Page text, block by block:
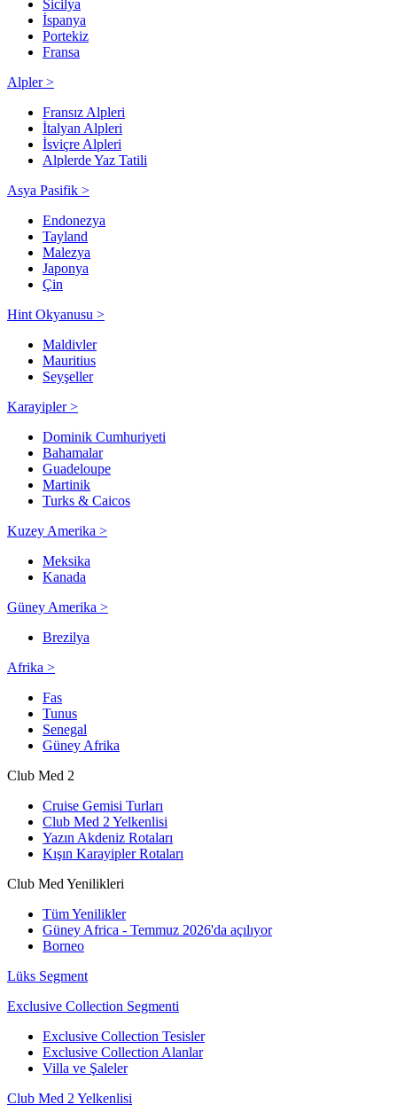
Sicilya
İspanya
Portekiz
Fransa
Alpler >
Fransız Alpleri
İtalyan Alpleri
İsviçre Alpleri
Alplerde Yaz Tatili
Asya Pasifik >
Endonezya
Tayland
Malezya
Japonya
Çin
Hint Okyanusu >
Maldivler
Mauritius
Seyşeller
Karayipler >
Dominik Cumhuriyeti
Bahamalar
Guadeloupe
Martinik
Turks & Caicos
Kuzey Amerika >
Meksika
Kanada
Güney Amerika >
Brezilya
Afrika >
Fas
Tunus
Senegal
Güney Afrika
Club Med 2
Cruise Gemisi Turları
Club Med 2 Yelkenlisi
Yazın Akdeniz Rotaları
Kışın Karayipler Rotaları
Club Med Yenilikleri
Tüm Yenilikler
Güney Africa - Temmuz 2026'da açılıyor
Borneo
Lüks Segment
Exclusive Collection Segmenti
Exclusive Collection Tesisler
Exclusive Collection Alanlar
Villa ve Şaleler
Club Med 2 Yelkenlisi